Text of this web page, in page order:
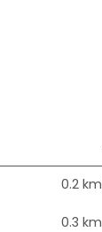
0.2 km
0.3 km